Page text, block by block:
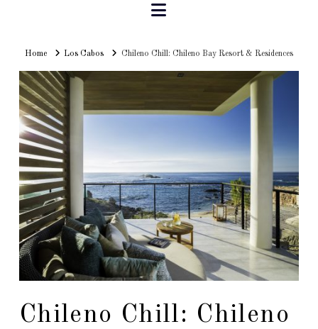
Navigation
HomeHomeLos Cabos Chileno Chill: Chileno Bay Resort & Residences
Chileno Chill: Chileno